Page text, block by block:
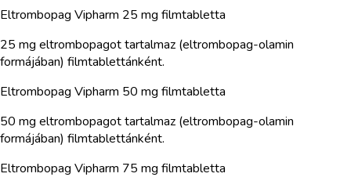
Eltrombopag Vipharm 25 mg filmtabletta
25 mg eltrombopagot tartalmaz (eltrombopag-olamin
formájában) filmtablettánként.
Eltrombopag Vipharm 50 mg filmtabletta
50 mg eltrombopagot tartalmaz (eltrombopag-olamin
formájában) filmtablettánként.
Eltrombopag Vipharm 75 mg filmtabletta